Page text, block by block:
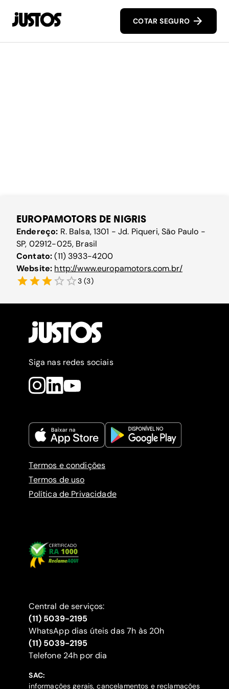
COTAR SEGURO
EUROPAMOTORS DE NIGRIS
Endereço: R. Balsa, 1301 - Jd. Piqueri, São Paulo -
SP, 02912-025, Brasil
Contato:(11) 3933-4200
Website: http://www.europamotors.com.br/
3 (3)
Siga nas redes sociais
Termos e condições
Termos de uso
Política de Privacidade
Central de serviços:
(11) 5039-2195
WhatsApp dias úteis das 7h às 20h
(11) 5039-2195
‍Telefone 24h por dia
SAC:
informações gerais, cancelamentos e reclamações